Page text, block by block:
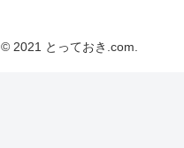
© 2021 とっておき.com.